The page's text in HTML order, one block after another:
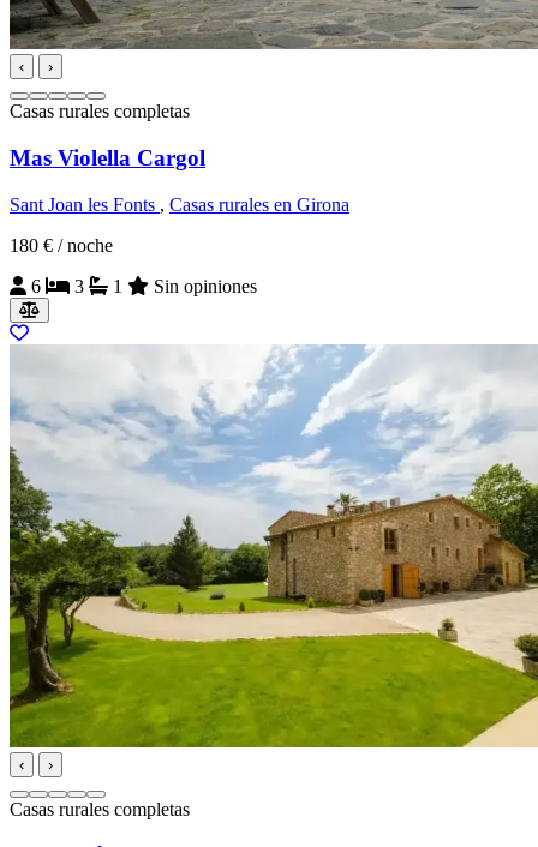
‹ ›
Casas rurales completas
Mas Violella Cargol
Sant Joan les Fonts , Casas rurales en Girona
180 € / noche
6
3 1 Sin opiniones
‹ ›
Casas rurales completas